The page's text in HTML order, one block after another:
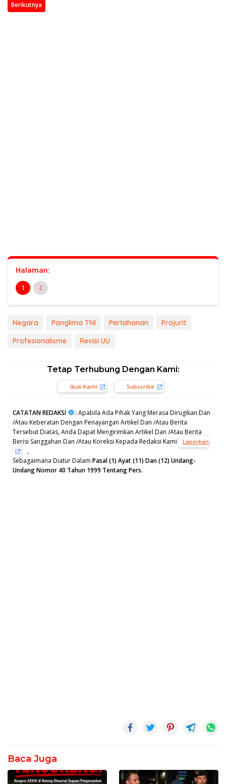
Berikutnya
Halaman:
1 2
Negara Panglima TNI Pertahanan
Prajurit
Profesionalisme
Revisi UU
Tetap Terhubung Dengan Kami:
Ikuti Kami Subscribe
CATATAN REDAKSI : Apabila Ada Pihak Yang Merasa Dirugikan Dan
/Atau Keberatan Dengan Penayangan Artikel Dan /Atau Berita
Tersebut Diatas, Anda Dapat Mengirimkan Artikel Dan /Atau Berita
Berisi Sanggahan Dan /Atau Koreksi Kepada Redaksi Kami
Laporkan
,
Sebagaimana Diatur Dalam Pasal (1) Ayat (11) Dan (12) Undang-
Undang Nomor 40 Tahun 1999 Tentang Pers.
Baca Juga